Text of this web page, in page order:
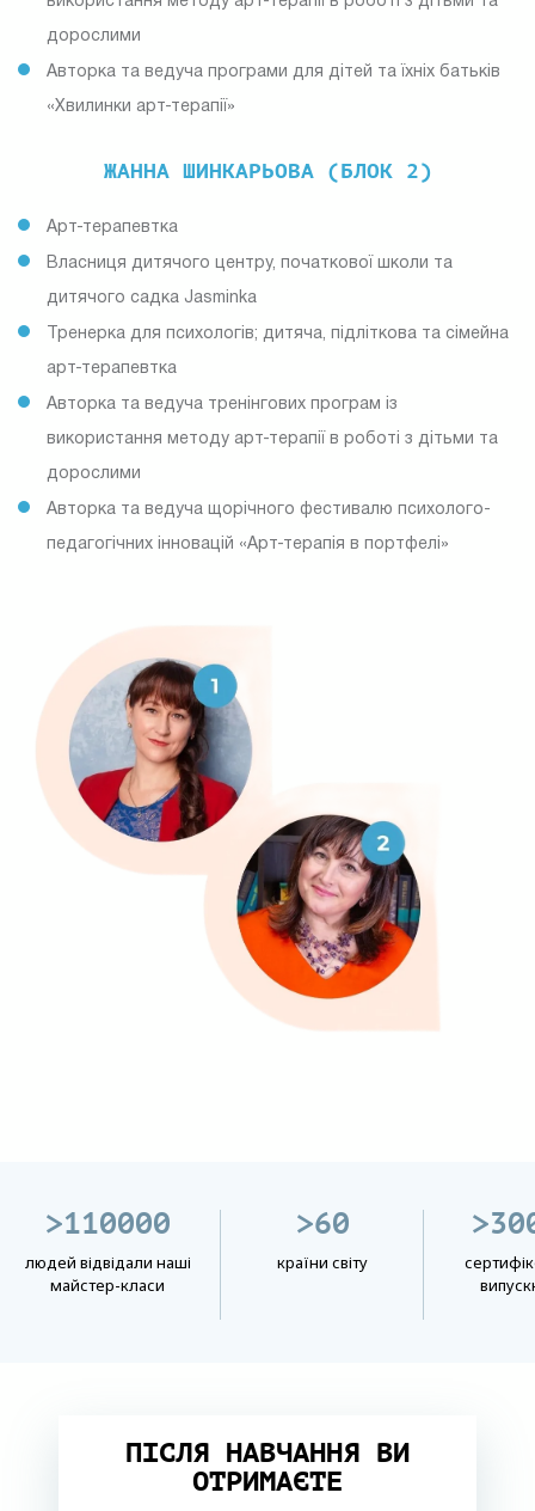
дорослими
Авторка та ведуча програми для дітей та їхніх батьків
«Хвилинки арт-терапії»
ЖАННА ШИНКАРЬОВА (БЛОК 2)
Арт-терапевтка
Власниця дитячого центру, початкової школи та
дитячого садка Jasminka
Тренерка для психологів; дитяча, підліткова та сімейна
арт-терапевтка
Авторка та ведуча тренінгових програм із
використання методу арт-терапії в роботі з дітьми та
дорослими
Авторка та ведуча щорічного фестивалю психолого-
педагогічних інновацій «Арт-терапія в портфелі»
>110000
людей відвідали наші
майстер-класи
>60
країни світу
ПІСЛЯ НАВЧАННЯ ВИ
ОТРИМАЄТЕ